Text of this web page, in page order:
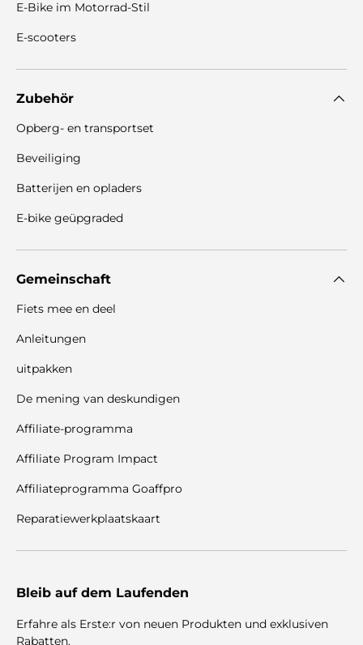
E-Bike im Motorrad-Stil
E-scooters
Zubehör
Opberg- en transportset
Beveiliging
Batterijen en opladers
E-bike geüpgraded
Gemeinschaft
Fiets mee en deel
Anleitungen
uitpakken
De mening van deskundigen
Affiliate-programma
Affiliate Program Impact
Affiliateprogramma Goaffpro
Reparatiewerkplaatskaart
Bleib auf dem Laufenden
Erfahre als Erste:r von neuen Produkten und exklusiven
Rabatten.